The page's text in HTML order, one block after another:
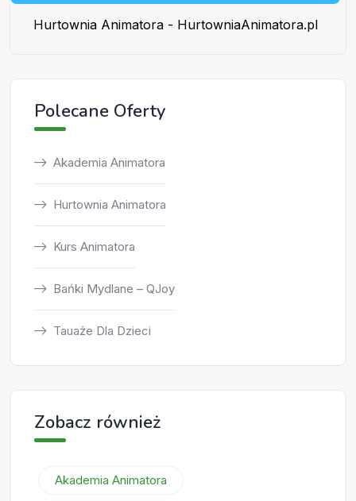
Hurtownia Animatora - HurtowniaAnimatora.pl
Polecane Oferty
Akademia Animatora
Hurtownia Animatora
Kurs Animatora
Bańki Mydlane – QJoy
Tauaże Dla Dzieci
Zobacz również
Akademia Animatora